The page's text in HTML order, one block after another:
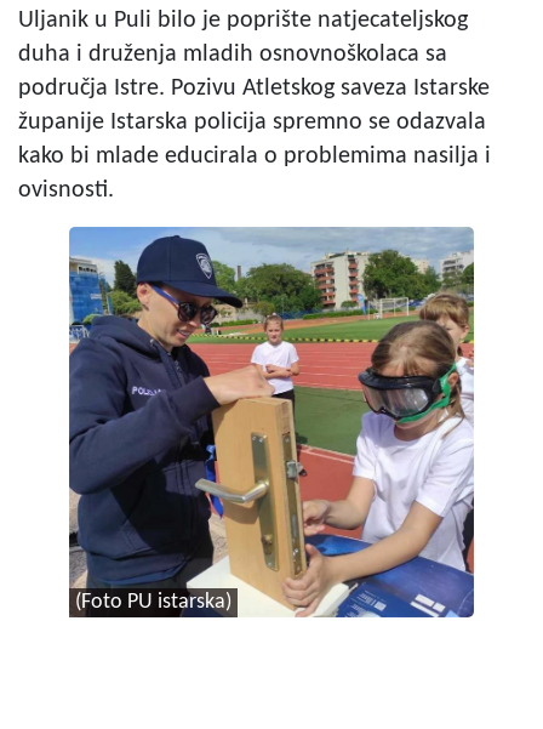
Uljanik u Puli bilo je poprište natjecateljskog
duha i druženja mladih osnovnoškolaca sa
područja Istre. Pozivu Atletskog saveza Istarske
županije Istarska policija spremno se odazvala
kako bi mlade educirala o problemima nasilja i
ovisnosti.
(Foto PU istarska)